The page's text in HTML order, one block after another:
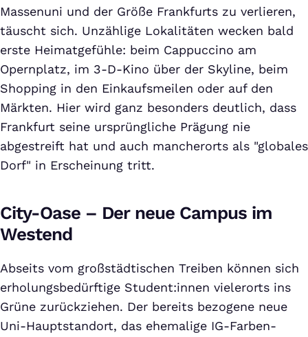
Massenuni und der Größe Frankfurts zu verlieren,
täuscht sich. Unzählige Lokalitäten wecken bald
erste Heimatgefühle: beim Cappuccino am
Opernplatz, im 3-D-Kino über der Skyline, beim
Shopping in den Einkaufsmeilen oder auf den
Märkten. Hier wird ganz besonders deutlich, dass
Frankfurt seine ursprüngliche Prägung nie
abgestreift hat und auch mancherorts als "globales
Dorf" in Erscheinung tritt.
City-Oase – Der neue Campus im
Westend
Abseits vom großstädtischen Treiben können sich
erholungsbedürftige Student:innen vielerorts ins
Grüne zurückziehen. Der bereits bezogene neue
Uni-Hauptstandort, das ehemalige IG-Farben-